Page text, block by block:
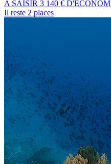
A SAISIR 3 140 €
Il reste 2 places